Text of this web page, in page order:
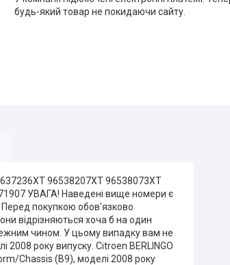
будь-який товар не покидаючи сайту.
96538207XT 96538073XT
УВАГА! Наведені вище номери є
Перед покупкою обов'язково
відрізняються хоча б на один
чином. У цьому випадку вам не
2008 року випуску. Citroen BERLINGO
Chassis (B9), моделі 2008 року